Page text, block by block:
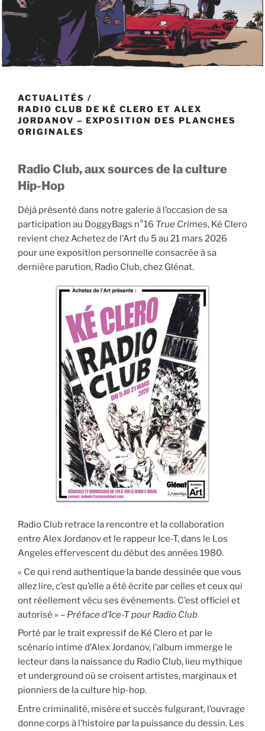
ACTUALITÉS /
RADIO CLUB DE KÉ CLERO ET ALEX
JORDANOV – EXPOSITION DES PLANCHES
ORIGINALES
Radio Club, aux sources de la culture
Hip-Hop
Déjà présenté dans notre galerie à l’occasion de sa
participation au DoggyBags n°16 True Crimes, Ké Clero
revient chez Achetez de l’Art du 5 au 21 mars 2026
pour une exposition personnelle consacrée à sa
dernière parution, Radio Club, chez Glénat.
Radio Club retrace la rencontre et la collaboration
entre Alex Jordanov et le rappeur Ice-T, dans le Los
Angeles effervescent du début des années 1980.
« Ce qui rend authentique la bande dessinée que vous
allez lire, c’est qu’elle a été écrite par celles et ceux qui
ont réellement vécu ses événements. C’est officiel et
autorisé » – Préface d’Ice-T pour Radio Club
Porté par le trait expressif de Ké Clero et par le
scénario intime d’Alex Jordanov, l’album immerge le
lecteur dans la naissance du Radio Club, lieu mythique
et underground où se croisent artistes, marginaux et
pionniers de la culture hip-hop.
Entre criminalité, misère et succès fulgurant, l’ouvrage
donne corps à l’histoire par la puissance du dessin. Les